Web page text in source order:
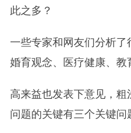
此之多？
一些专家和网友们分析了
婚育观念、医疗健康、教
高来益也发表下意见，粗
问题的关键有三个关键问